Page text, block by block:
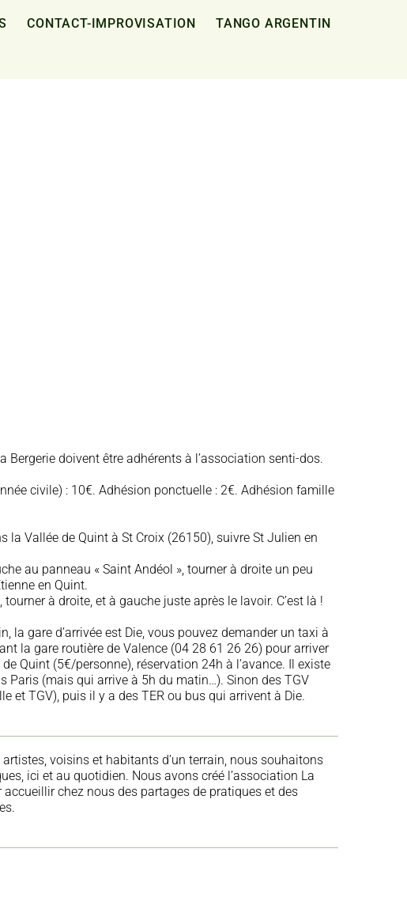
CONTACT-IMPROVISATION TANGO ARGENTIN
Bergerie doivent être adhérents à l’association senti-dos.
civile) : 10€. Adhésion ponctuelle : 2€. Adhésion famille
la Vallée de Quint à St Croix (26150), suivre St Julien en
au panneau « Saint Andéol », tourner à droite un peu
en Quint.
tourner à droite, et à gauche juste après le lavoir. C’est là !
la gare d’arrivée est Die, vous pouvez demander un taxi à
la gare routière de Valence (04 28 61 26 26) pour arriver
Quint (5€/personne), réservation 24h à l’avance. Il existe
Paris (mais qui arrive à 5h du matin…). Sinon des TGV
et TGV), puis il y a des TER ou bus qui arrivent à Die.
artistes, voisins et habitants d’un terrain, nous souhaitons
ici et au quotidien. Nous avons créé l’association La
accueillir chez nous des partages de pratiques et des